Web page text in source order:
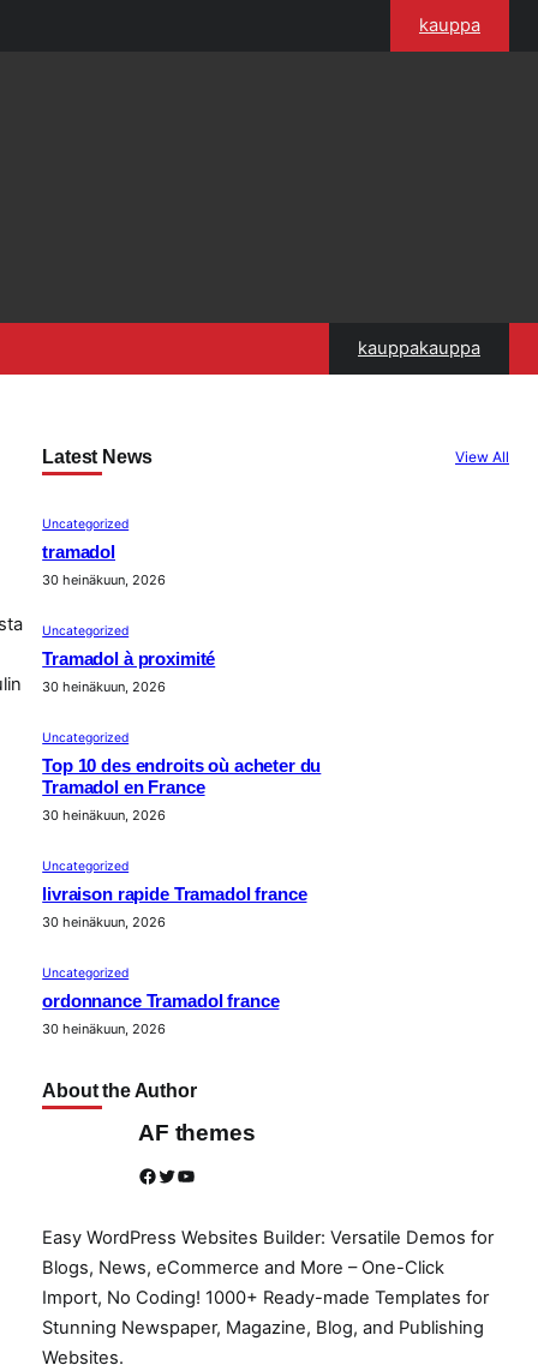
kauppa
kauppakauppa
Latest News View All
Uncategorized
tramadol
30 heinäkuun, 2026
Uncategorized
Tramadol à proximité
30 heinäkuun, 2026
Uncategorized
Top 10 des endroits où acheter du
Tramadol en France
30 heinäkuun, 2026
Uncategorized
livraison rapide Tramadol france
30 heinäkuun, 2026
Uncategorized
ordonnance Tramadol france
30 heinäkuun, 2026
About the Author
AF themes
Facebook Twitter YouTube
Easy WordPress Websites Builder: Versatile Demos for
Blogs, News, eCommerce and More – One-Click
Import, No Coding! 1000+ Ready-made Templates for
Stunning Newspaper, Magazine, Blog, and Publishing
Websites.